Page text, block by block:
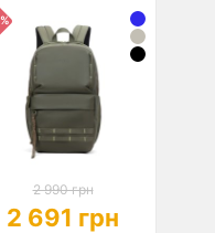
2 990 грн
2 691 грн